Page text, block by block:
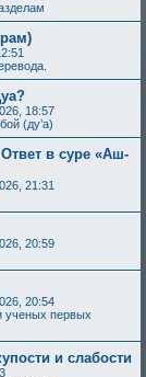
18:57
(ду’а)
в суре «Аш-
21:31
20:59
20:54
ученых первых
и слабости